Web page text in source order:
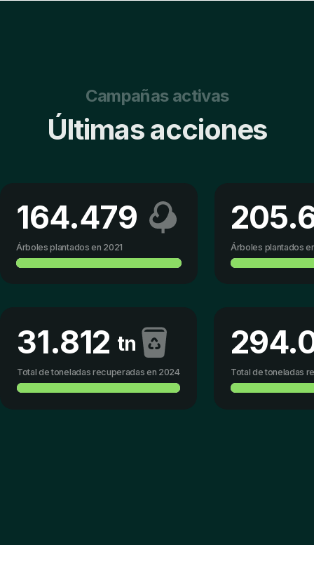
Campañas activas
Últimas acciones
164.479
Árboles plantados en 2021 Árboles plantados
31.812 tn
Total de toneladas recuperadas en 2024 Total de toneladas